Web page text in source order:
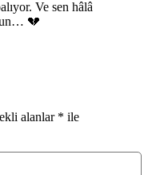
Ve sen hâlâ
💔
alanlar * ile